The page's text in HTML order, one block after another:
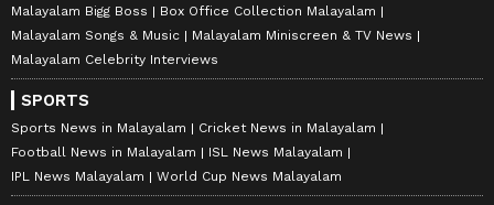
Malayalam Bigg Boss
Box Office Collection Malayalam
Malayalam Songs & Music
Malayalam Miniscreen & TV News
Malayalam Celebrity Interviews
SPORTS
Sports News in Malayalam
Cricket News in Malayalam
Football News in Malayalam
ISL News Malayalam
IPL News Malayalam
World Cup News Malayalam